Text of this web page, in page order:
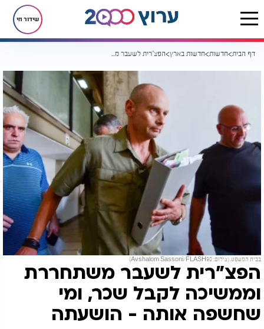
שידור חי
דף הבית חדשות חדשות בארץ הפצ"רית לשעבר משתחררת וממשיכה לקבל שכר, ומי שחשפה אותה - הושעתה
בבית המשפט. (צילום: Avshalom Sassoni/FLASH90)
הפצ"רית לשעבר משתחררת
וממשיכה לקבל שכר, ומי
שחשפה אותה - הושעתה